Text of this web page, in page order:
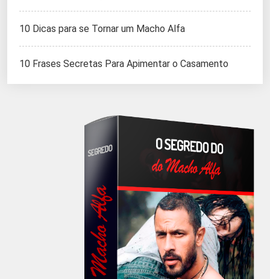
10 Dicas para se Tornar um Macho Alfa
10 Frases Secretas Para Apimentar o Casamento